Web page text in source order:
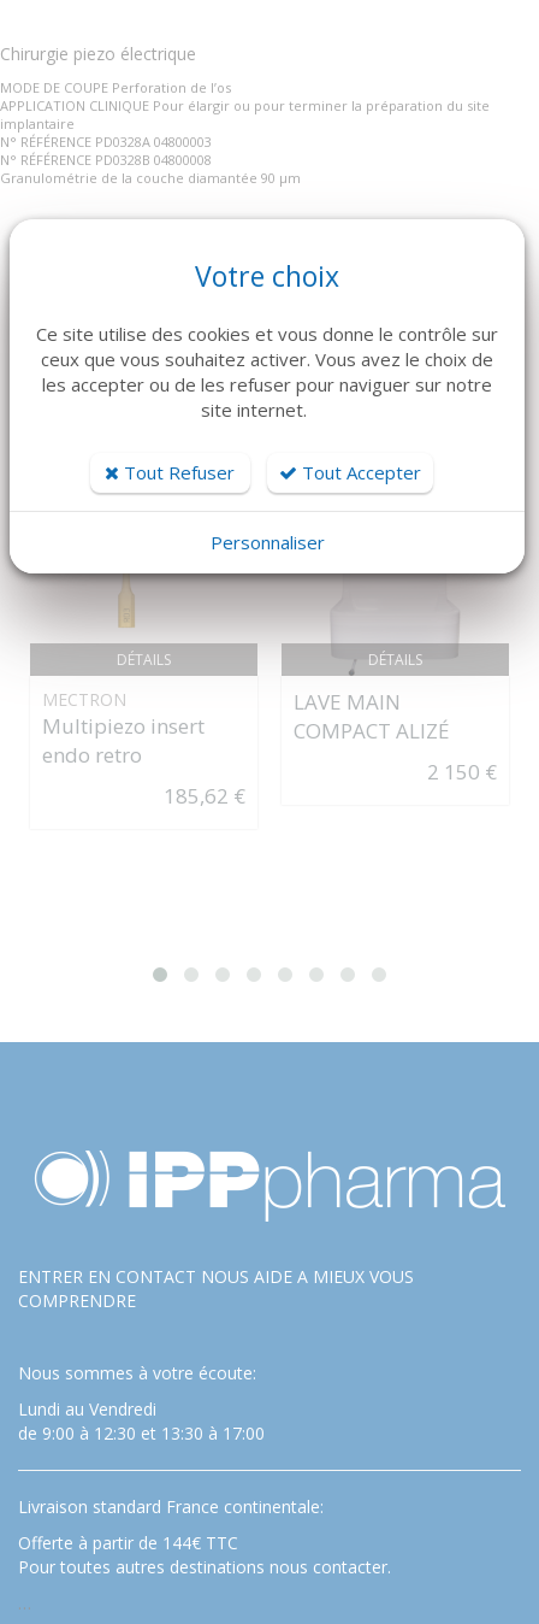
Chirurgie piezo électrique
MODE DE COUPE Perforation de l’os
APPLICATION CLINIQUE Pour élargir ou pour terminer la préparation du site
implantaire
N° RÉFÉRENCE PD0328A 04800003
N° RÉFÉRENCE PD0328B 04800008
Granulométrie de la couche diamantée 90 μm
ARTICLES CONNEXES
Dans la même famille de produits, découvrez également ces
produits plébiscités par nos clients
DÉTAILS
MECTRON
Multipiezo insert
endo retro
185,62 €
DÉTAILS
LAVE MAIN
COMPACT ALIZÉ
2 150 €
ENTRER EN CONTACT NOUS AIDE A MIEUX VOUS
COMPRENDRE
Nous sommes à votre écoute:
Lundi au Vendredi
de 9:00 à 12:30 et 13:30 à 17:00
Livraison standard France continentale:
Offerte à partir de 144€ TTC
Pour toutes autres destinations nous contacter.
…
Votre choix
Ce site utilise des cookies et vous donne le contrôle sur
ceux que vous souhaitez activer. Vous avez le choix de
les accepter ou de les refuser pour naviguer sur notre
site internet.
Tout Refuser Tout Accepter
Personnaliser